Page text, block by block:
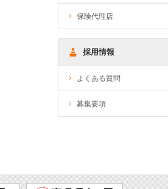
保険代理店
採用情報
よくある質問
募集要項